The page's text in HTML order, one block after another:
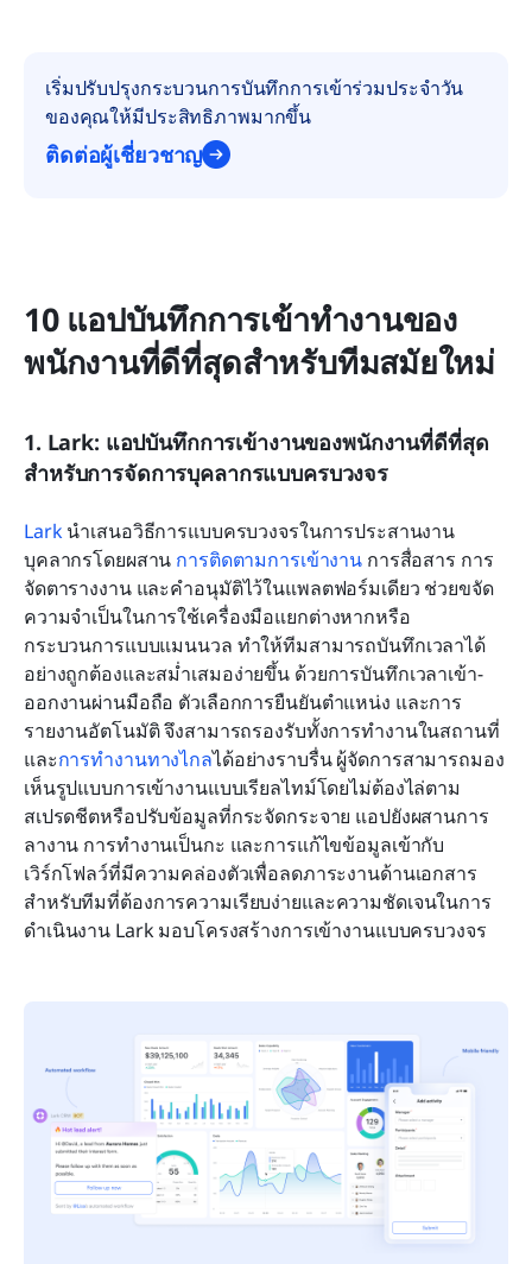
เริ่มปรับปรุงกระบวนการบันทึกการเข้าร่วมประจำวัน
ของคุณให้มีประสิทธิภาพมากขึ้น
ติดต่อผู้เชี่ยวชาญ
10 แอปบันทึกการเข้าทำงานของ
พนักงานที่ดีที่สุดสำหรับทีมสมัยใหม่
1. Lark: แอปบันทึกการเข้างานของพนักงานที่ดีที่สุด
สำหรับการจัดการบุคลากรแบบครบวงจร
Lark นำเสนอวิธีการแบบครบวงจรในการประสานงาน
บุคลากรโดยผสาน การติดตามการเข้างาน การสื่อสาร การ
จัดตารางงาน และคำอนุมัติไว้ในแพลตฟอร์มเดียว ช่วยขจัด
ความจำเป็นในการใช้เครื่องมือแยกต่างหากหรือ
กระบวนการแบบแมนนวล ทำให้ทีมสามารถบันทึกเวลาได้
อย่างถูกต้องและสม่ำเสมอง่ายขึ้น ด้วยการบันทึกเวลาเข้า-
ออกงานผ่านมือถือ ตัวเลือกการยืนยันตำแหน่ง และการ
รายงานอัตโนมัติ จึงสามารถรองรับทั้งการทำงานในสถานที่
และการทำงานทางไกลได้อย่างราบรื่น ผู้จัดการสามารถมอง
เห็นรูปแบบการเข้างานแบบเรียลไทม์โดยไม่ต้องไล่ตาม
สเปรดชีตหรือปรับข้อมูลที่กระจัดกระจาย แอปยังผสานการ
ลางาน การทำงานเป็นกะ และการแก้ไขข้อมูลเข้ากับ
เวิร์กโฟลว์ที่มีความคล่องตัวเพื่อลดภาระงานด้านเอกสาร
สำหรับทีมที่ต้องการความเรียบง่ายและความชัดเจนในการ
ดำเนินงาน Lark มอบโครงสร้างการเข้างานแบบครบวงจร